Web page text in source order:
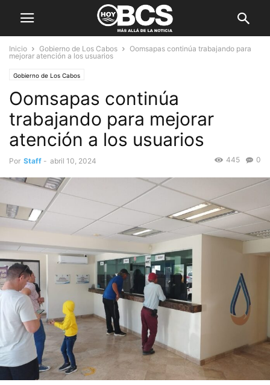
Inicio Gobierno de Los Cabos
Oomsapas continúa trabajando para
mejorar atención a los usuarios
Gobierno de Los Cabos
Oomsapas continúa
trabajando para mejorar
atención a los usuarios
Por Staff - abril 10, 2024 0
445